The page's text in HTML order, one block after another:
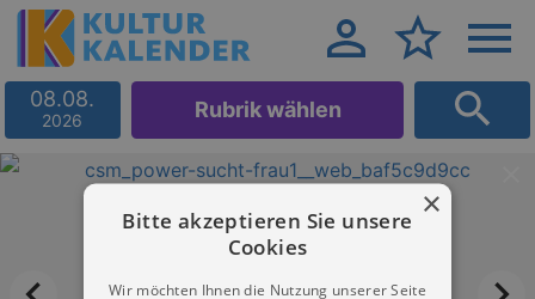
08.08.
2026 Rubrik wählen
×
Bitte akzeptieren Sie unsere
Cookies
Wir möchten Ihnen die Nutzung unserer Seite